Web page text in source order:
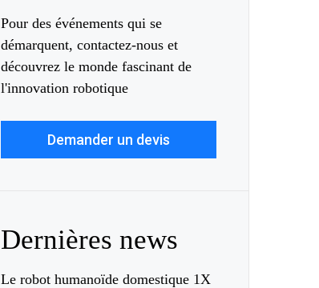
Pour des événements qui se
démarquent, contactez-nous et
découvrez le monde fascinant de
l'innovation robotique
Demander un devis
Dernières news
Le robot humanoïde domestique 1X